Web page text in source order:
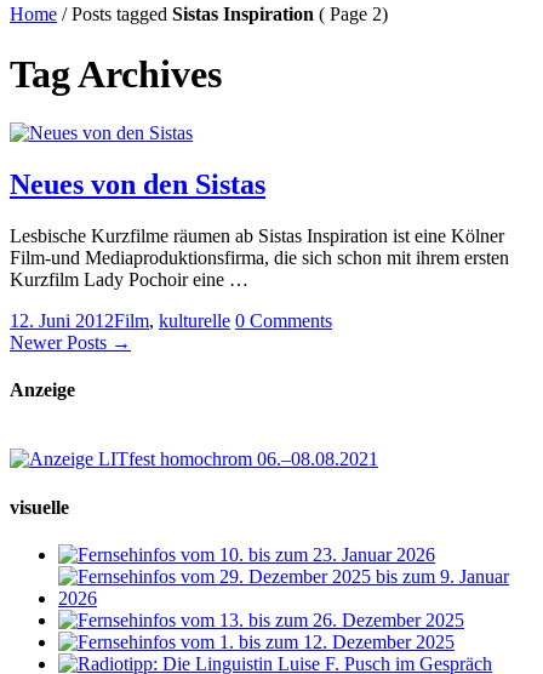
Home /Posts tagged Sistas Inspiration ( Page 2)
Tag Archives
Neues von den Sistas
Lesbische Kurzfilme räumen ab Sistas Inspiration ist eine Kölner
Film-und Mediaproduktionsfirma, die sich schon mit ihrem ersten
Kurzfilm Lady Pochoir eine …
12. Juni 2012Film, kulturelle 0 Comments
Newer Posts →
Anzeige
visuelle